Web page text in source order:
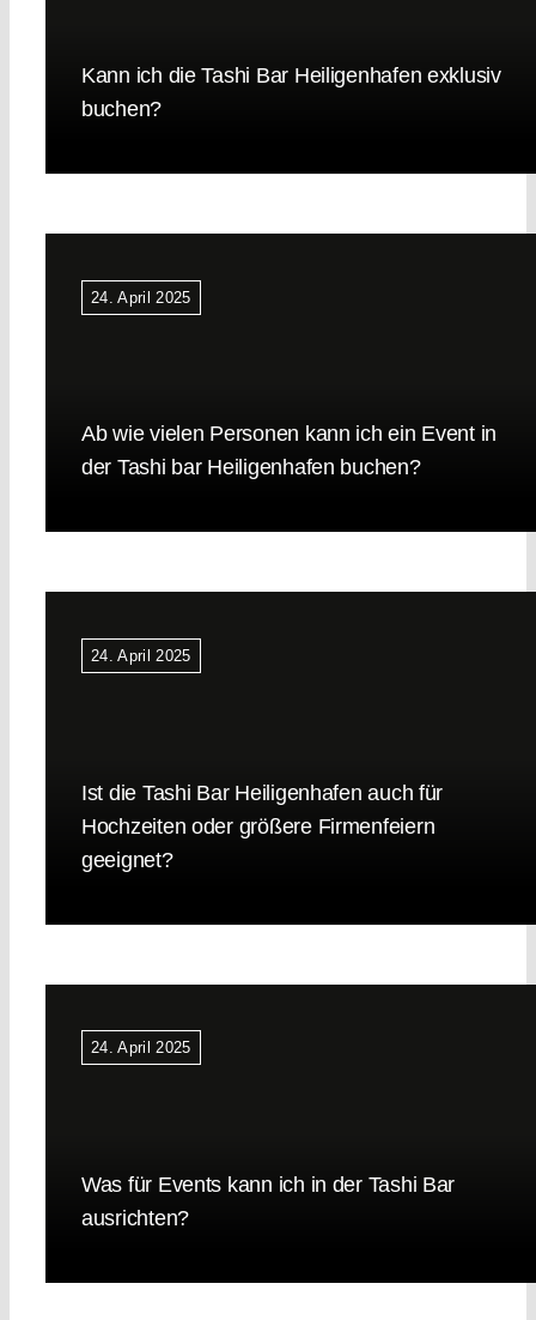
Kann ich die Tashi Bar Heiligenhafen exklusiv
buchen?
24. April 2025
Ab wie vielen Personen kann ich ein Event in
der Tashi bar Heiligenhafen buchen?
24. April 2025
Ist die Tashi Bar Heiligenhafen auch für
Hochzeiten oder größere Firmenfeiern
geeignet?
24. April 2025
Was für Events kann ich in der Tashi Bar
ausrichten?